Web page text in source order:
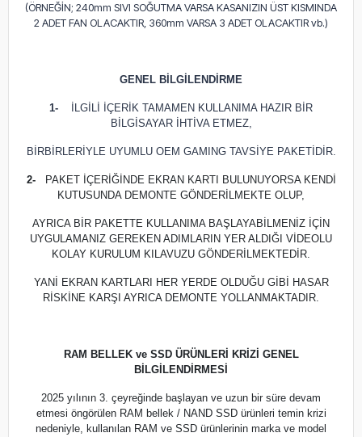
(ÖRNEĞİN; 240mm SIVI SOĞUTMA VARSA KASANIZIN ÜST KISMINDA
2 ADET FAN OLACAKTIR, 360mm VARSA 3 ADET OLACAKTIR vb.)
GENEL BİLGİLENDİRME
1-
İLGİLİ İÇERİK TAMAMEN KULLANIMA HAZIR BİR
BİLGİSAYAR İHTİVA ETMEZ,
BİRBİRLERİYLE UYUMLU OEM GAMING TAVSİYE PAKETİDİR.
2-
PAKET İÇERİĞİNDE EKRAN KARTI BULUNUYORSA KENDİ
KUTUSUNDA DEMONTE GÖNDERİLMEKTE OLUP,
AYRICA BİR PAKETTE KULLANIMA BAŞLAYABİLMENİZ İÇİN
UYGULAMANIZ GEREKEN ADIMLARIN YER ALDIĞI VİDEOLU
KOLAY KURULUM KILAVUZU GÖNDERİLMEKTEDİR.
YANİ EKRAN KARTLARI HER YERDE OLDUĞU GİBİ HASAR
RİSKİNE KARŞI AYRICA DEMONTE YOLLANMAKTADIR.
RAM BELLEK ve SSD ÜRÜNLERİ KRİZİ GENEL
BİLGİLENDİRMESİ
2025 yılının 3. çeyreğinde başlayan ve uzun bir süre devam
etmesi öngörülen RAM bellek / NAND SSD ürünleri temin krizi
nedeniyle, kullanılan RAM ve SSD ürünlerinin marka ve model